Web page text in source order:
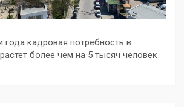
года кадровая потребность в
более чем на 5 тысяч человек